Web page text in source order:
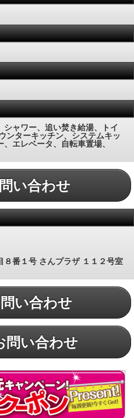
ャワー、追い焚き給湯、トイ
ンターキッチン、システムキッ
エレベータ、自転車置場、
い合わせ
番１号 さんプラザ １１２号室
い合わせ
問い合わせ